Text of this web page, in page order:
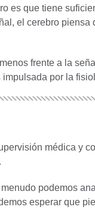
es que tiene
el cerebro
frente a la
por la
médica y
podemos
esperar que